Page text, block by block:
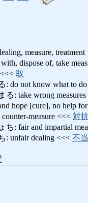
measure, treatment
dispose of, take
取
do not know what to
: take wrong measures
hope [cure], no help
measure <<< 対
: fair and impartial
unfair dealing <<< 不当